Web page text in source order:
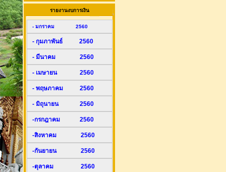
รายงานงบการเงิน
- มกราคม 2560
- กุมภาพันธ์ 2560
- มีนาคม 2560
- เมษายน 2560
- พฤษภาคม 2560
- มิถุนายน 2560
-กรกฎาคม 2560
-สิงหาคม 2560
-กันยายน 2560
-ตุลาคม 2560